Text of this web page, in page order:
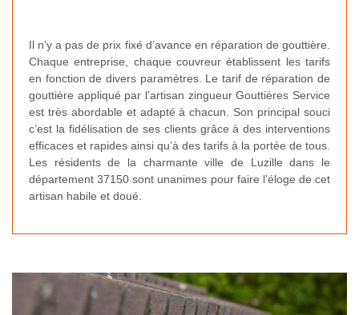
Il n’y a pas de prix fixé d’avance en réparation de gouttière.
Chaque entreprise, chaque couvreur établissent les tarifs
en fonction de divers paramètres. Le tarif de réparation de
gouttière appliqué par l’artisan zingueur Gouttières Service
est très abordable et adapté à chacun. Son principal souci
c’est la fidélisation de ses clients grâce à des interventions
efficaces et rapides ainsi qu’à des tarifs à la portée de tous.
Les résidents de la charmante ville de Luzille dans le
département 37150 sont unanimes pour faire l’éloge de cet
artisan habile et doué.